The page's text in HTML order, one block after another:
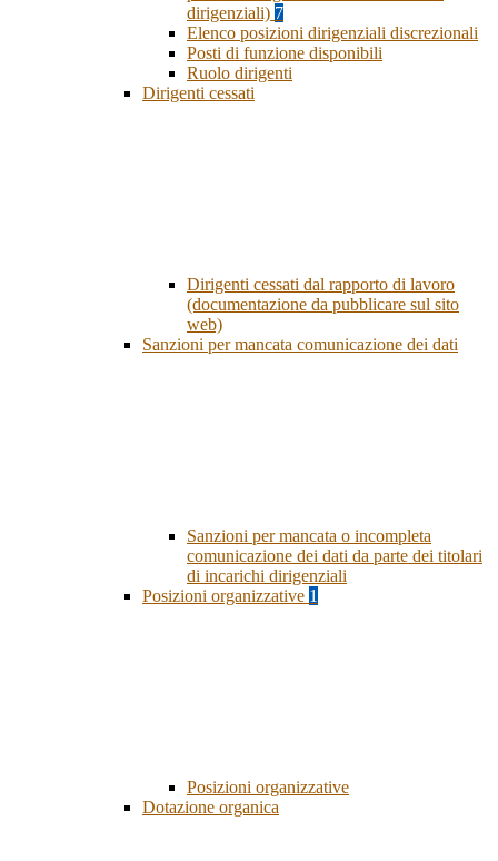
dirigenziali) 7
Elenco posizioni dirigenziali discrezionali
Posti di funzione disponibili
Ruolo dirigenti
Dirigenti cessati
Dirigenti cessati dal rapporto di lavoro
(documentazione da pubblicare sul sito
web)
Sanzioni per mancata comunicazione dei dati
Sanzioni per mancata o incompleta
comunicazione dei dati da parte dei titolari
di incarichi dirigenziali
Posizioni organizzative 1
Posizioni organizzative
Dotazione organica